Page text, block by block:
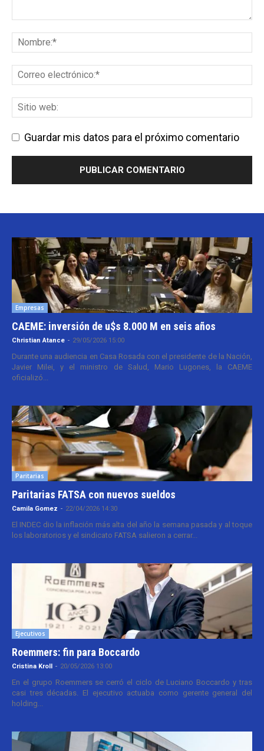
Guardar mis datos para el próximo comentario
Empresas
CAEME: inversión de u$s 8.000 M en seis años
Christian Atance - 29/05/2026 15:00
Durante una audiencia en Casa Rosada con el presidente de la Nación,
Javier Milei, y el ministro de Salud, Mario Lugones, la CAEME
oficializó...
Paritarias
Paritarias FATSA con nuevos sueldos
Camila Gomez - 22/04/2026 14:30
El INDEC dio la inflación más alta del año la semana pasada y al toque
los laboratorios y el sindicato FATSA salieron a cerrar...
Ejecutivos
Roemmers: fin para Boccardo
Cristina Kroll - 20/05/2026 13:00
En el grupo Roemmers se cerró el ciclo de Luciano Boccardo y tras
casi tres décadas. El ejecutivo actuaba como gerente general del
holding...